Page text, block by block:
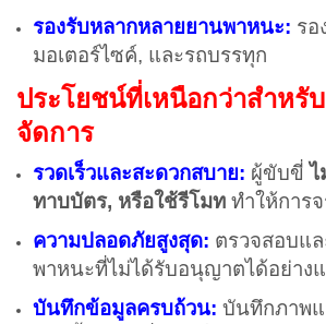
รองรับหลากหลายยานพาหนะ: รอ
มอเตอร์ไซค์, และรถบรรทุก
ประโยชน์ที่เหนือกว่าสำหรั
จัดการ
รวดเร็วและสะดวกสบาย: ผู้ขับขี่ไ
ทาบบัตร, หรือใช้รีโมท ทำให้การ
ความปลอดภัยสูงสุด: ตรวจสอบแ
พาหนะที่ไม่ได้รับอนุญาตได้อย่าง
บันทึกข้อมูลครบถ้วน: บันทึกภาพแ